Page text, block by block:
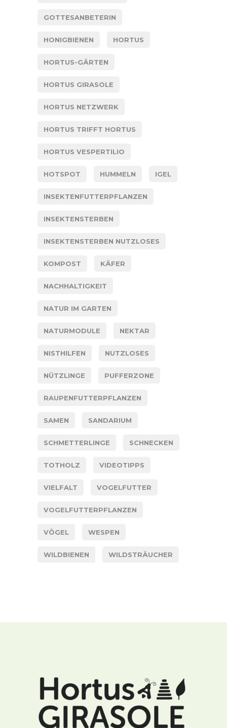
GOTTESANBETERIN
HONIGBIENEN HORTUS
HORTUS-GÄRTEN
HORTUS GIRASOLE
HORTUS NETZWERK
HORTUS TRIFFT HORTUS
HORTUS VESPERTILIO
HOTSPOT HUMMELN IGEL
INSEKTENFUTTERPFLANZEN
INSEKTENSTERBEN
INSEKTENSTERBEN NUTZLOSES
KOMPOST KÄFER
NACHHALTIGKEIT
NATUR IM GARTEN
NATURMODULE NEKTAR
NISTHILFEN NUTZLOSES
NÜTZLINGE PUFFERZONE
RAUPENFUTTERPFLANZEN
SAMEN SANDARIUM
SCHMETTERLINGE SCHNECKEN
TOTHOLZ VIDEOTIPPS
VIELFALT VOGELFUTTER
VOGELFUTTERPFLANZEN
VÖGEL WESPEN
WILDBIENEN WILDSTRÄUCHER